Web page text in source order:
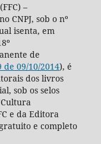
–
CNPJ, sob o nº
isenta, em
de
de 09/10/2014), é
dos livros
sob os selos
e da Editora
e completo